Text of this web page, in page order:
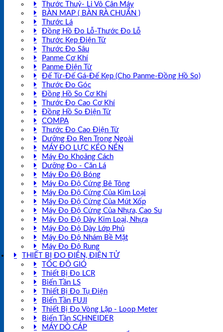
Thước Thuỷ- Li Vô Cân Máy
BÀN MAP ( BÀN RÀ CHUẨN )
Thước Lá
Đồng Hồ Đo Lỗ-Thước Đo Lỗ
Thước Kẹp Điện Tử
Thước Đo Sâu
Panme Cơ Khí
Panme Điện Tử
Đế Từ-Đế Gá-Đế Kẹp (Cho Panme-Đồng Hồ So)
Thước Đo Góc
Đồng Hồ So Cơ Khí
Thước Đo Cao Cơ Khí
Đồng Hồ So Điện Tử
COMPA
Thước Đo Cao Điện Tử
Dưỡng Đo Ren Trong Ngoài
MÁY ĐO LỰC KÉO NÉN
Máy Đo Khoảng Cách
Dưỡng Đo - Căn Lá
Máy Đo Độ Bóng
Máy Đo Độ Cứng Bê Tông
Máy Đo Độ Cứng Của Kim Loại
Máy Đo Độ Cứng Của Mút Xốp
Máy Đo Độ Cứng Của Nhựa, Cao Su
Máy Đo Độ Dày Kim Loại, Nhựa
Máy Đo Độ Dày Lớp Phủ
Máy Đo Độ Nhám Bề Mặt
Máy Đo Độ Rung
THIẾT BỊ ĐO ĐIỆN, ĐIỆN TỬ
TỐC ĐỘ GIÓ
Thiết Bị Đo LCR
Biến Tần LS
Thiết Bị Đo Tụ Điện
Biến Tần FUJI
Thiết Bị Đo Vòng Lặp - Loop Meter
Biến Tần SCHNEIDER
MÁY DÒ CÁP